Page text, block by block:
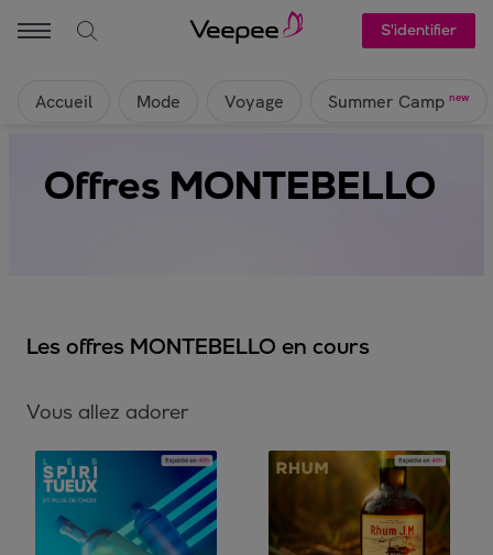
S'identifier
Accueil Mode Voyage Summer Camp new
Offres MONTEBELLO
Les offres MONTEBELLO en cours
Vous allez adorer